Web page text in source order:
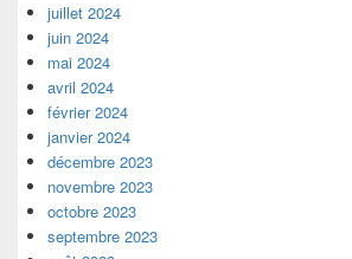
juillet 2024
juin 2024
mai 2024
avril 2024
février 2024
janvier 2024
décembre 2023
novembre 2023
octobre 2023
septembre 2023